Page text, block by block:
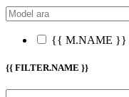
{{ M.NAME }}
{{ FILTER.NAME }}